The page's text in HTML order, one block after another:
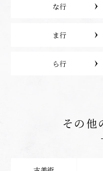
な行
ま行
ら行
その他